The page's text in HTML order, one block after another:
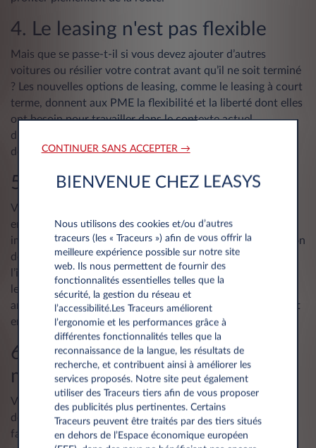
4. Le leasing n'est pas flexible
Mais que se passe-t-il si vous devez ajouter d’autres
voitures ou résilier votre contrat avant qu’il ne soit terminé
? Les nouvelles options de leasing, comme le leasing à court
terme, donnent aux PME la flexibilité et la liberté dont elles
ont besoin pour travailler dans le contexte actuel
d’incertitude. Votre contrat de leasing évolue en fonction
des besoins de votre entreprise.
5. Le leasing est risqué
Vous craignez que des problèmes de trésorerie ne vous
empêchent de payer les frais de leasing mensuels ? Il est
important d’évaluer votre budget et vos besoins en fonction
des conditions du contrat de leasing avant de le signer, à
l’instar de tout autre contrat. Et comme la société de
leasing assume le risque pour vous – réparations,
amortissement, taxes et revente compris – le leasing réduit
en fait le risque lié à l’utilisation d’un véhicule.
6. Le leasing, ça n’est pas pour
moi
Vous pensez que seules les grandes entreprises qui gèrent
de grandes flottes peuvent tirer profit du leasing ? C’est
faux ! Le leasing est une excellente solution pour les
CONTINUER SANS ACCEPTER →
BIENVENUE CHEZ LEASYS
Nous utilisons des cookies et/ou d’autres
traceurs (les « Traceurs ») afin de vous offrir la
meilleure expérience possible sur notre site
web. Ils nous permettent de fournir des
fonctionnalités essentielles telles que la
sécurité, la gestion du réseau et
l’accessibilité.Les Traceurs améliorent
l’ergonomie et les performances grâce à
différentes fonctionnalités telles que la
reconnaissance de la langue, les résultats de
recherche, et contribuent ainsi à améliorer les
services proposés. Notre site peut également
utiliser des Traceurs tiers afin de vous proposer
des publicités plus pertinentes. Certains
Traceurs peuvent être traités par des tiers situés
en dehors de l’Espace économique européen